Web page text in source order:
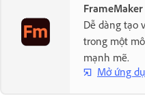
FrameMaker
Dễ dàng tạo
trong một
mạnh mẽ.
Mở ứng